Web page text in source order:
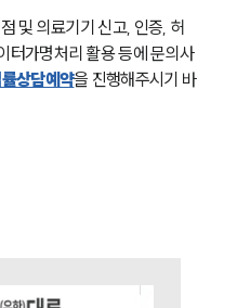
및 의료기기 신고, 인증, 허
터가명처리 활용 등에 문의사
상담예약을 진행해주시기 바